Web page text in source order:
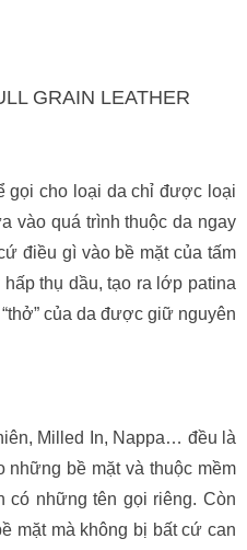
GRAIN LEATHER
gọi cho loại da chỉ được loại
vào quá trình thuộc da ngay
điều gì vào bề mặt của tấm
thụ dầu, tạo ra lớp patina
của da được giữ nguyên
Milled In, Nappa… đều là
bề mặt và thuộc mềm
có những tên gọi riêng. Còn
mặt mà không bị bất cứ can